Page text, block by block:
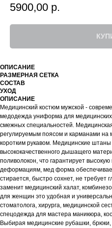
5900,00 р.
ОПИСАНИЕ
РАЗМЕРНАЯ СЕТКА
СОСТАВ
УХОД
ОПИСАНИЕ
Медицинский костюм мужской -
медодежда униформа для
смежных специальностей.
регулируемым поясом и карманами на
коротким рукавом. Медицинские
высококачественного дышащего
поливолокон, что гарантирует высокую
деформациям, мед форма
стирается, быстро сохнет, не
заменит медицинский халат,
для женщин это удобная и
стоматолога, хирурга, медицинской
спецодежда для мастера маникюра,
Выбирая медицинские рубашки,